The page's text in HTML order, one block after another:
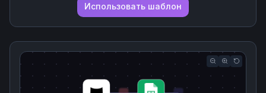
Использовать шаблон